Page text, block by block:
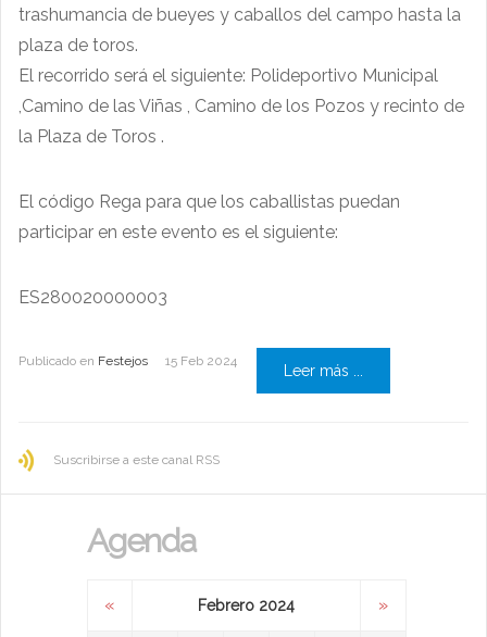
trashumancia de bueyes y caballos del campo hasta la
plaza de toros.
El recorrido será el siguiente: Polideportivo Municipal
,Camino de las Viñas , Camino de los Pozos y recinto de
la Plaza de Toros .
El código Rega para que los caballistas puedan
participar en este evento es el siguiente:
ES280020000003
Publicado en Festejos 15 Feb 2024
Leer más ...
Suscribirse a este canal RSS
Agenda
« Febrero 2024 »